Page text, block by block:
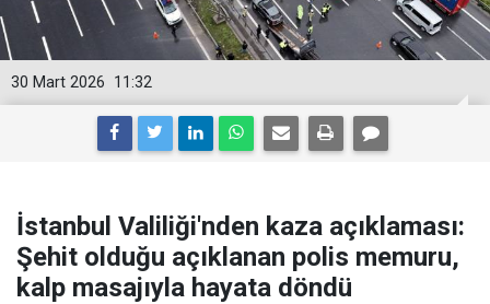
11:32
30 Mart 2026
İstanbul Valiliği'nden kaza açıklaması:
Şehit olduğu açıklanan polis memuru,
kalp masajıyla hayata döndü